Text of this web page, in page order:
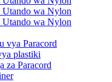
Utando wa Nylon
Utando wa Nylon
vya Paracord
plastiki
za Paracord